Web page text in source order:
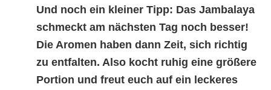
Und noch ein kleiner Tipp: Das Jambalaya
schmeckt am nächsten Tag noch besser!
Die Aromen haben dann Zeit, sich richtig
zu entfalten. Also kocht ruhig eine größere
Portion und freut euch auf ein leckeres